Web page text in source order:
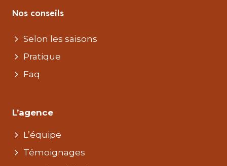
Nos conseils
Selon les saisons
Pratique
Faq
L’agence
L’équipe
Témoignages